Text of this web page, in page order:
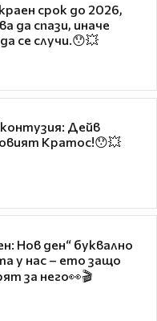
срок до 2026,
да спази, иначе
се случи.😯💥
Дейв
Кратос!😯💥
Нов ден“ буквално
у нас – ето защо
за него👀🎬